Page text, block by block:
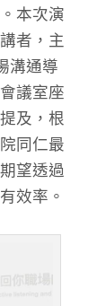
本次演
者，主
溝通導
議室座
及，根
同仁最
望透過
效率。